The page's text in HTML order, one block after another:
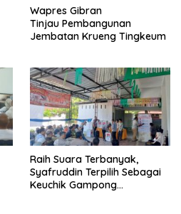
Wapres Gibran
Tinjau Pembangunan
Jembatan Krueng Tingkeum
Raih Suara Terbanyak,
Syafruddin Terpilih Sebagai
Keuchik Gampong